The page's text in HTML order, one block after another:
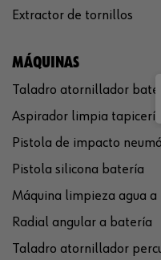
Extractor de tornillos
MÁQUINAS
Taladro atornillador
Aspirador limpia tapicería
Pistola de impacto
Pistola silicona batería
Máquina limpieza agua a
Radial angular a batería
Taladro atornillador